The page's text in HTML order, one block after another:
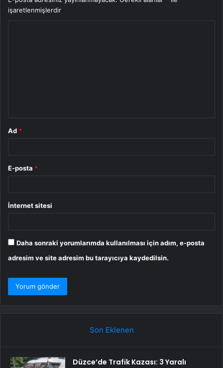
işaretlenmişlerdir
Ad *
E-posta *
İnternet sitesi
Daha sonraki yorumlarımda kullanılması için adım, e-posta
adresim ve site adresim bu tarayıcıya kaydedilsin.
Son Eklenen
Düzce’de Trafik Kazası: 3 Yaralı